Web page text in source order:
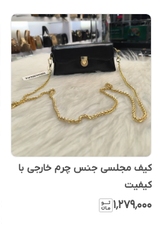
کیف مجلسی جنس چرم خارجی با
کیفیت
۱٬۲۷۹٬۰۰۰